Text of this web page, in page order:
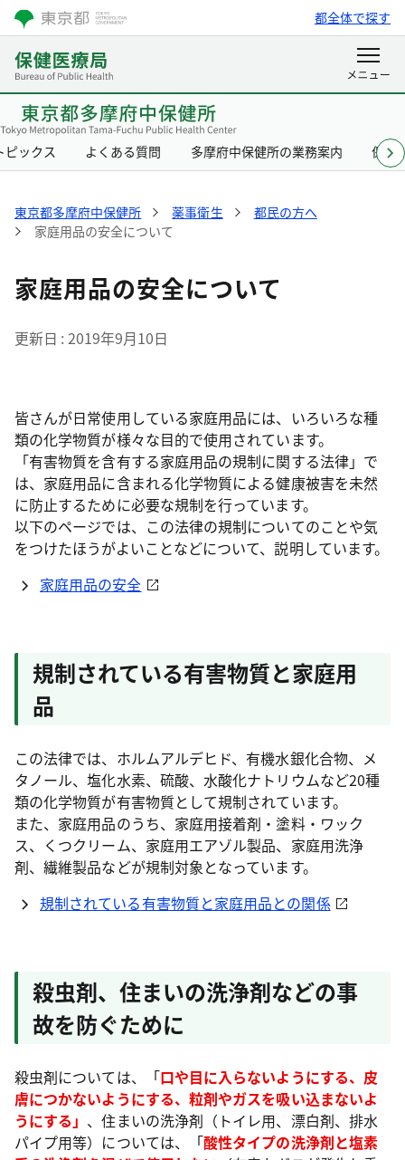
都全体で探す
ピックス よくある質問 多摩府中保健所の業務案内 保健
東京都多摩府中保健所 薬事衛生
都民の方へ
家庭用品の安全について
家庭用品の安全について
更新日 2019年9月10日
皆さんが日常使用している家庭用品には、いろいろな種
類の化学物質が様々な目的で使用されています。
「有害物質を含有する家庭用品の規制に関する法律」で
は、家庭用品に含まれる化学物質による健康被害を未然
に防止するために必要な規制を行っています。
以下のページでは、この法律の規制についてのことや気
をつけたほうがよいことなどについて、説明しています。
家庭用品の安全
規制されている有害物質と家庭用
品
この法律では、ホルムアルデヒド、有機水銀化合物、メ
タノール、塩化水素、硫酸、水酸化ナトリウムなど20種
類の化学物質が有害物質として規制されています。
また、家庭用品のうち、家庭用接着剤・塗料・ワック
ス、くつクリーム、家庭用エアゾル製品、家庭用洗浄
剤、繊維製品などが規制対象となっています。
規制されている有害物質と家庭用品との関係
殺虫剤、住まいの洗浄剤などの事
故を防ぐために
殺虫剤については、「口や目に入らないようにする、皮
膚につかないようにする、粒剤やガスを吸い込まないよ
うにする」 、住まいの洗浄剤（トイレ用、漂白剤、排水
パイプ用等）については、「酸性タイプの洗浄剤と塩素